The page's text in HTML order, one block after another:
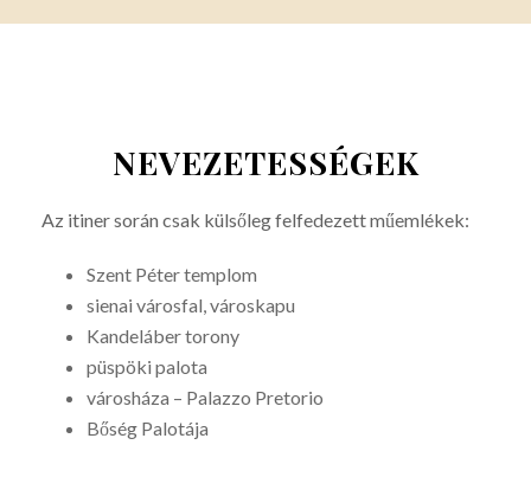
NEVEZETESSÉGEK
Az itiner során csak külsőleg felfedezett műemlékek:
Szent Péter templom
sienai városfal, városkapu
Kandeláber torony
püspöki palota
városháza – Palazzo Pretorio
Bőség Palotája